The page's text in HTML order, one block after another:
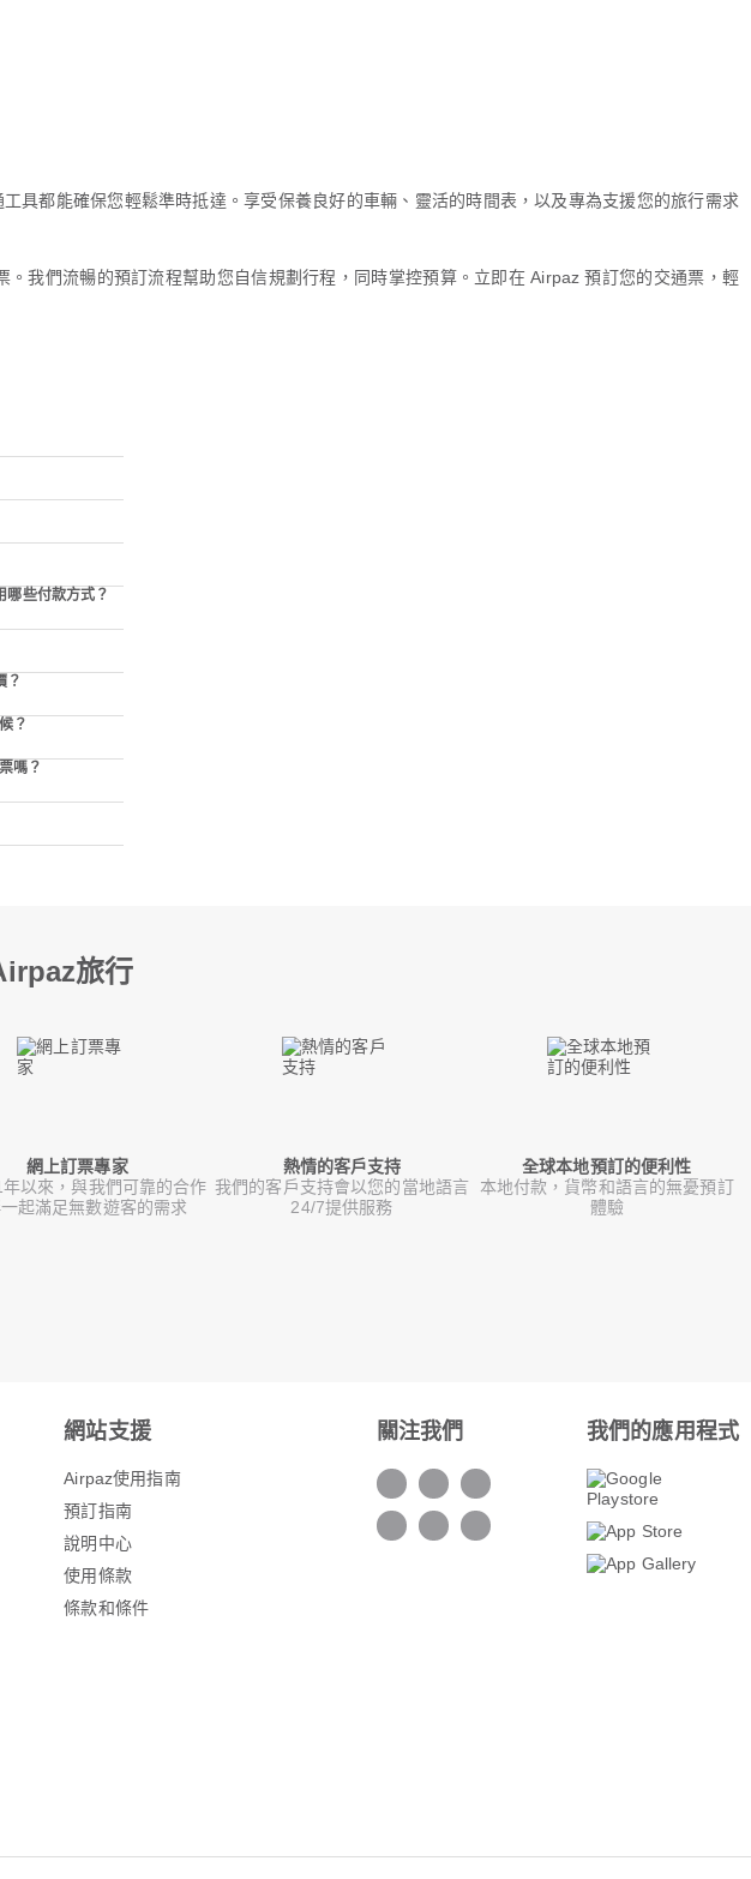
具都能確保您輕鬆準時抵達。享受保養良好的車輛、靈活的時間表，以及專為支援您的旅行需求
我們流暢的預訂流程幫助您自信規劃行程，同時掌控預算。立即在 Airpaz 預訂您的交通票，輕
哪些付款方式？
？
？
嗎？
旅行
網上訂票專家
以來，與我們可靠的合作
起滿足無數遊客的需求
熱情的客戶支持
我們的客戶支持會以您的當地語言
24/7提供服務
全球本地預訂的便利性
本地付款，貨幣和語言的無憂預訂
體驗
網站支援
Airpaz使用指南
預訂指南
說明中心
使用條款
條款和條件
關注我們 我們的應用程式